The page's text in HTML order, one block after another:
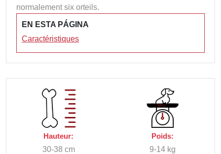
normalement six orteils.
EN ESTA PÁGINA
Caractéristiques
Hauteur:
30-38 cm
Poids:
9-14 kg